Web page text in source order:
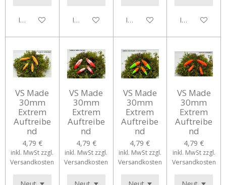
In den WarenkorbIn den WarenkorbIn den WarenkorbIn den
VS Made
30mm
Extrem
Auftreibe
nd
4,79 €
inkl. MwSt zzgl.
Versandkosten
VS Made
30mm
Extrem
Auftreibe
nd
4,79 €
inkl. MwSt zzgl.
Versandkosten
VS Made
30mm
Extrem
Auftreibe
nd
4,79 €
inkl. MwSt zzgl.
Versandkosten
VS Made
30mm
Extrem
Auftreibe
nd
4,79 €
inkl. MwSt zzgl.
Versandkosten